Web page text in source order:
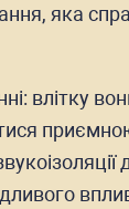
яка
влітку